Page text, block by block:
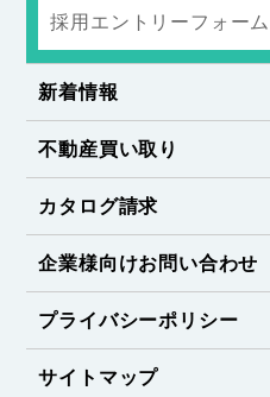
採用エントリーフォーム
新着情報
不動産買い取り
カタログ請求
企業様向けお問い合わせ
プライバシーポリシー
サイトマップ